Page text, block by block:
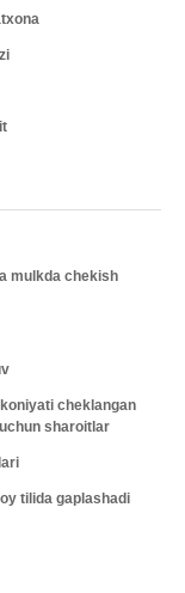
mulkda chekish
cheklangan
sharoitlar
tilida gaplashadi